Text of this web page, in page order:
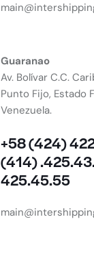
Guaranao
Av. Bolívar C.C.
Punto Fijo, Estado
Venezuela.
+58 (424)
(414)
425.45.55